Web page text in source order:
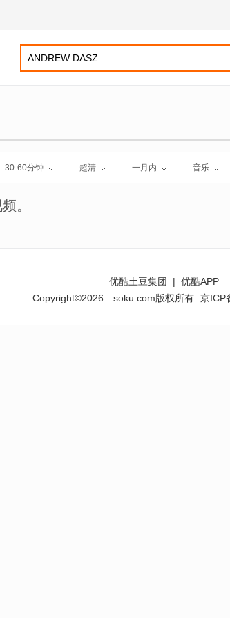
30-60分钟 超清 一月内 音乐
。
优酷土豆集团 | 优酷APP
Copyright©2026
soku.com版权所有 京ICP